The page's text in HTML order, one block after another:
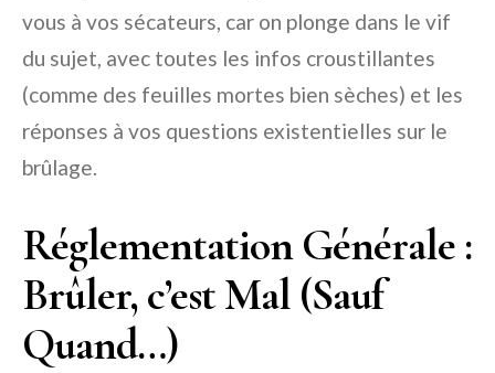
vous à vos sécateurs, car on plonge dans le vif
du sujet, avec toutes les infos croustillantes
(comme des feuilles mortes bien sèches) et les
réponses à vos questions existentielles sur le
brûlage.
Réglementation Générale :
Brûler, c’est Mal (Sauf
Quand…)